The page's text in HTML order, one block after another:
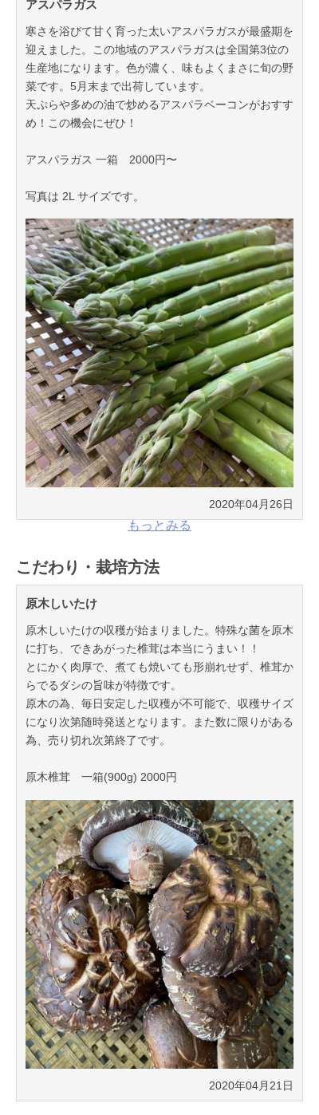
アスパラガス
寒さを浴びて甘く育った太いアスパラガスが最盛期を
迎えました。この地域のアスパラガスは全国第3位の
生産地になります。色が濃く、味もよくまさに旬の野
菜です。5月末まで出荷しています。
天ぷらや多めの油で炒めるアスパラベーコンがおすす
め！この機会にぜひ！
アスパラガス 一箱 2000円〜
写真は 2L サイズです。
2020年04月26日
もっとみる
こだわり・栽培方法
原木しいたけ
原木しいたけの収穫が始まりました。特殊な菌を原木
に打ち、できあがった椎茸は本当にうまい！！
とにかく肉厚で、煮ても焼いても形崩れせず、椎茸か
らでるダシの旨味が特徴です。
原木の為、毎日安定した収穫が不可能で、収穫サイズ
になり次第随時発送となります。また数に限りがある
為、売り切れ次第終了です。
原木椎茸 一箱(900g) 2000円
2020年04月21日